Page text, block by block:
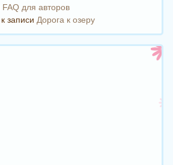
FAQ для авторов
к записи Дорога к озеру